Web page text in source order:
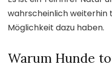
wahrscheinlich weiterhin
Möglichkeit dazu haben.
Warum Hunde